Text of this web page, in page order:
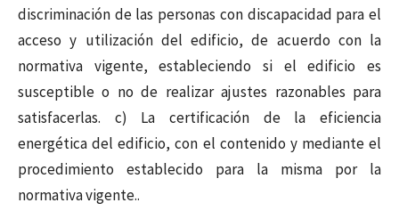
discriminación de las personas con discapacidad para el
acceso y utilización del edificio, de acuerdo con la
normativa vigente, estableciendo si el edificio es
susceptible o no de realizar ajustes razonables para
satisfacerlas. c) La certificación de la eficiencia
energética del edificio, con el contenido y mediante el
procedimiento establecido para la misma por la
normativa vigente..